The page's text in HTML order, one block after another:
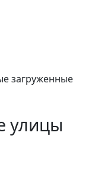
загруженные
улицы